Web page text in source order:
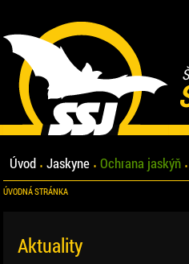
Úvod Jaskyne Ochrana jaskýň
ÚVODNÁ STRÁNKA
Aktuality